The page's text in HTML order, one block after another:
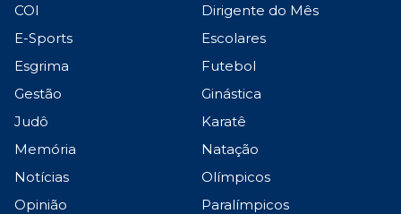
COI
Dirigente do Mês
E-Sports
Escolares
Esgrima
Futebol
Gestão
Ginástica
Judô
Karatê
Memória
Natação
Notícias
Olímpicos
Opinião
Paralímpicos